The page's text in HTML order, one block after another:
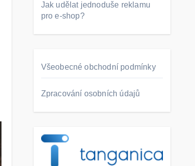
Jak udělat jednoduše reklamu
pro e-shop?
Všeobecné obchodní podmínky
Zpracování osobních údajů